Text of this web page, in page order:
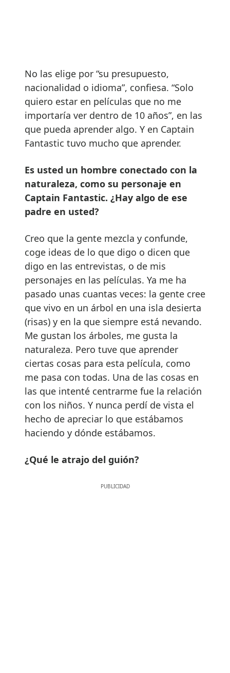
No las elige por “su presupuesto,
nacionalidad o idioma”, confiesa. “Solo
quiero estar en películas que no me
importaría ver dentro de 10 años”, en las
que pueda aprender algo. Y en Captain
Fantastic tuvo mucho que aprender.
Es usted un hombre conectado con la
naturaleza, como su personaje en
Captain Fantastic. ¿Hay algo de ese
padre en usted?
Creo que la gente mezcla y confunde,
coge ideas de lo que digo o dicen que
digo en las entrevistas, o de mis
personajes en las películas. Ya me ha
pasado unas cuantas veces: la gente cree
que vivo en un árbol en una isla desierta
(risas) y en la que siempre está nevando.
Me gustan los árboles, me gusta la
naturaleza. Pero tuve que aprender
ciertas cosas para esta película, como
me pasa con todas. Una de las cosas en
las que intenté centrarme fue la relación
con los niños. Y nunca perdí de vista el
hecho de apreciar lo que estábamos
haciendo y dónde estábamos.
¿Qué le atrajo del guión?